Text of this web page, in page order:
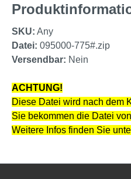
SKU: Any
Datei: 095000-775#.zip
Versendbar: Nein
ACHTUNG!
Diese Datei wird nach dem
Sie bekommen die Datei
Weitere Infos finden Sie